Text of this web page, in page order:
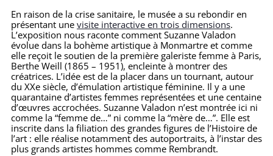
En raison de la crise sanitaire, le musée a su rebondir en
présentant une visite interactive en trois dimensions.
L’exposition nous raconte comment Suzanne Valadon
évolue dans la bohème artistique à Monmartre et comme
elle reçoit le soutien de la première galeriste femme à Paris,
Berthe Weill (1865 – 1951), encleinte à montrer des
créatrices. L’idée est de la placer dans un tournant, autour
du XXe siècle, d’émulation artistique féminine. Il y a une
quarantaine d’artistes femmes représentées et une centaine
d’œuvres accrochées. Suzanne Valadon n’est montrée ici ni
comme la “femme de…” ni comme la “mère de…”. Elle est
inscrite dans la filiation des grandes figures de l’Histoire de
l’art : elle réalise notamment des autoportraits, à l’instar des
plus grands artistes hommes comme Rembrandt.